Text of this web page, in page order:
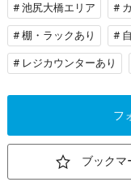
# 池尻大橋エリア #
# 棚・ラックあり #
# レジカウンターあり
フ
ブックマ